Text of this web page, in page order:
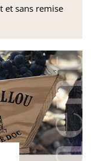
et sans remise